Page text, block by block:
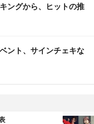
ングから、ヒットの推
ント、サインチェキな